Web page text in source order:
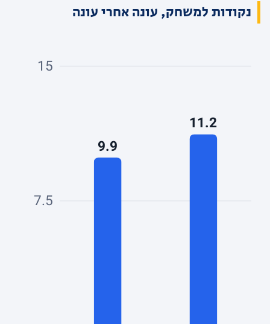
נקודות למשחק, עונה אחרי עונה
7.5
15
9.9
11.2